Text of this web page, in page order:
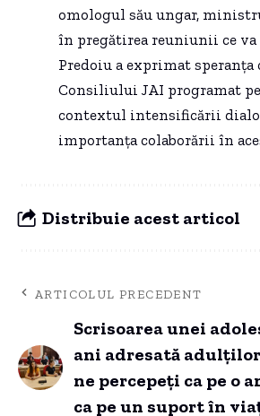
omologul său ungar,
în pregătirea reuniunii ce va
Predoiu a exprimat
Consiliului JAI programat
contextul intensificării
importanța colaborării în
Distribuie acest articol
ARTICOLUL PRECEDENT
Scrisoarea unei
ani adresată
ne percepeți ca pe o
ca pe un suport în